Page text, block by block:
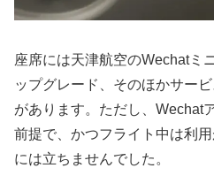
座席には天津航空のWechatミ
ップグレード、そのほかサー
があります。ただし、Wechat
前提で、かつフライト中は利
には立ちませんでした。